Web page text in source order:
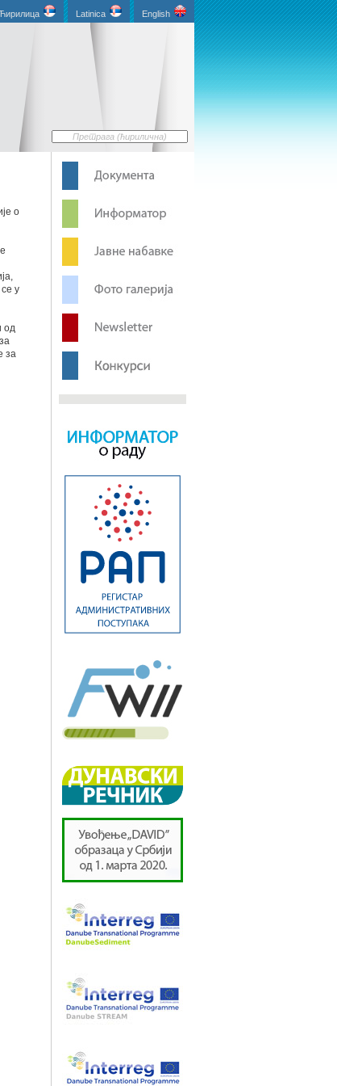
English
Latinica
о
у
од
за